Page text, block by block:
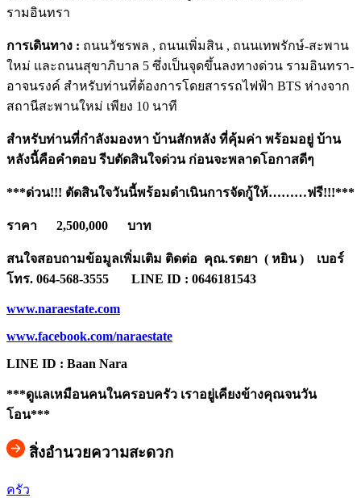
รามอินทรา
การเดินทาง : ถนนวัชรพล , ถนนเพิ่มสิน , ถนนเทพรักษ์-สะพาน
ใหม่ และถนนสุขาภิบาล 5 ซึ่งเป็นจุดขึ้นลงทางด่วน รามอินทรา-
อาจนรงค์ สำหรับท่านที่ต้องการโดยสารรถไฟฟ้า BTS ห่างจาก
สถานีสะพานใหม่ เพียง 10 นาที
สำหรับท่านที่กำลังมองหา บ้านสักหลัง ที่คุ้มค่า พร้อมอยู่ บ้าน
หลังนี้คือคำตอบ รีบตัดสินใจด่วน ก่อนจะพลาดโอกาสดีๆ
***ด่วน!!! ตัดสินใจวันนี้พร้อมดำเนินการจัดกู้ให้………ฟรี!!!***
ราคา 2,500,000 บาท
สนใจสอบถามข้อมูลเพิ่มเติม ติดต่อ คุณ.รตยา ( หยิน ) เบอร์
โทร. 064-568-3555 LINE ID : 0646181543
www.naraestate.com
www.facebook.com/naraestate
LINE ID : Baan Nara
***ดูแลเหมือนคนในครอบครัว เราอยู่เคียงข้างคุณจนวัน
โอน***
สิ่งอำนวยความสะดวก
ครัว